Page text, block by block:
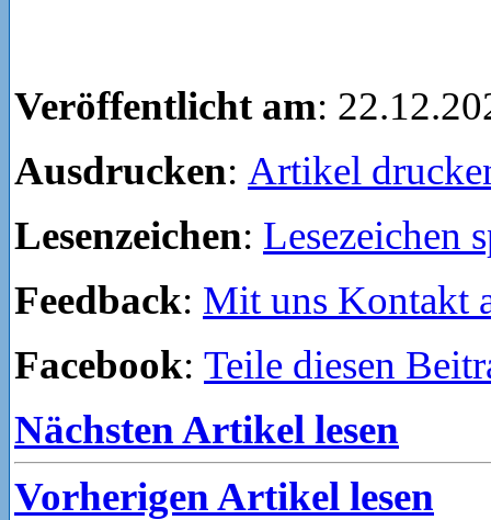
Veröffentlicht am:
Ausdrucken: Artikel
Lesenzeichen: Lesezeichen
Feedback: Mit uns Kontakt
Facebook: Teile diesen
Nächsten Artikel lesen
Vorherigen Artikel lesen